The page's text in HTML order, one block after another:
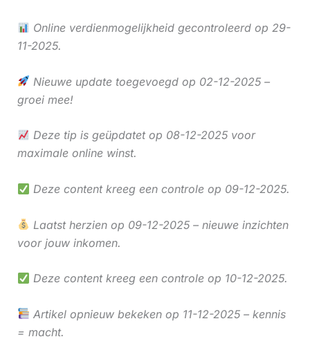
Online verdienmogelijkheid gecontroleerd op 29-
11-2025.
Nieuwe update toegevoegd op 02-12-2025 –
groei mee!
Deze tip is geüpdatet op 08-12-2025 voor
maximale online winst.
Deze content kreeg een controle op 09-12-2025.
Laatst herzien op 09-12-2025 – nieuwe inzichten
voor jouw inkomen.
Deze content kreeg een controle op 10-12-2025.
Artikel opnieuw bekeken op 11-12-2025 – kennis
= macht.